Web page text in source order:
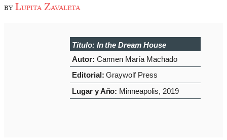
byLupita Zavaleta
Titulo: In the Dream House
Autor: Carmen María Machado
Editorial:Graywolf Press
Lugar y Año: Minneapolis, 2019